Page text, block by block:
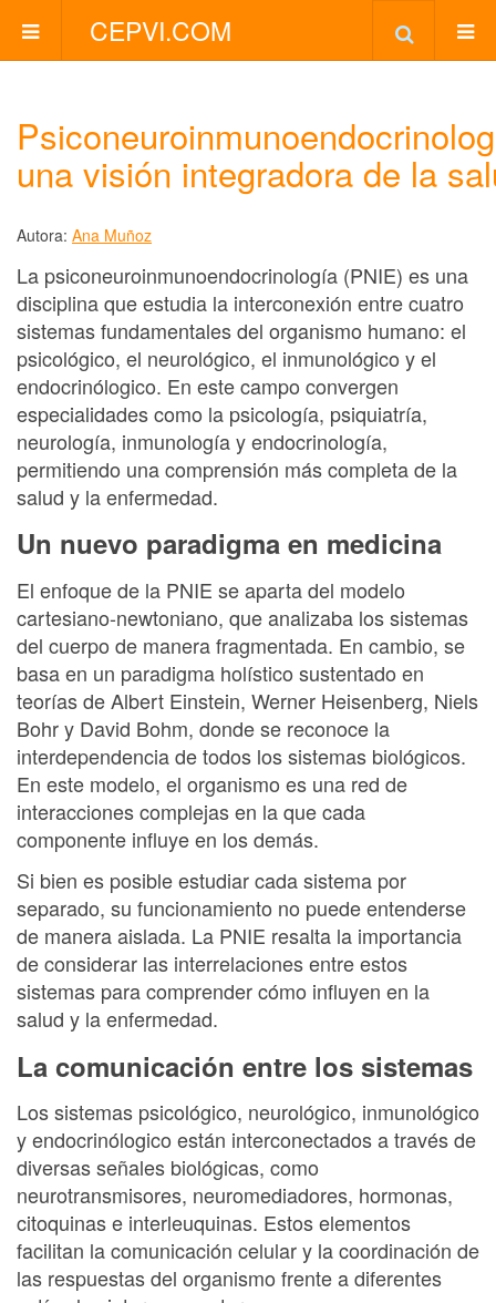
CEPVI.COM
una visión integradora de la
Autora: Ana Muñoz
La psiconeuroinmunoendocrinología (PNIE) es una
disciplina que estudia la interconexión entre cuatro
sistemas fundamentales del organismo humano: el
psicológico, el neurológico, el inmunológico y el
endocrinólogico. En este campo convergen
especialidades como la psicología, psiquiatría,
neurología, inmunología y endocrinología,
permitiendo una comprensión más completa de la
salud y la enfermedad.
Un nuevo paradigma en medicina
El enfoque de la PNIE se aparta del modelo
cartesiano-newtoniano, que analizaba los sistemas
del cuerpo de manera fragmentada. En cambio, se
basa en un paradigma holístico sustentado en
teorías de Albert Einstein, Werner Heisenberg, Niels
Bohr y David Bohm, donde se reconoce la
interdependencia de todos los sistemas biológicos.
En este modelo, el organismo es una red de
interacciones complejas en la que cada
componente influye en los demás.
Si bien es posible estudiar cada sistema por
separado, su funcionamiento no puede entenderse
de manera aislada. La PNIE resalta la importancia
de considerar las interrelaciones entre estos
sistemas para comprender cómo influyen en la
salud y la enfermedad.
La comunicación entre los sistemas
Los sistemas psicológico, neurológico, inmunológico
y endocrinólogico están interconectados a través de
diversas señales biológicas, como
neurotransmisores, neuromediadores, hormonas,
citoquinas e interleuquinas. Estos elementos
facilitan la comunicación celular y la coordinación de
las respuestas del organismo frente a diferentes